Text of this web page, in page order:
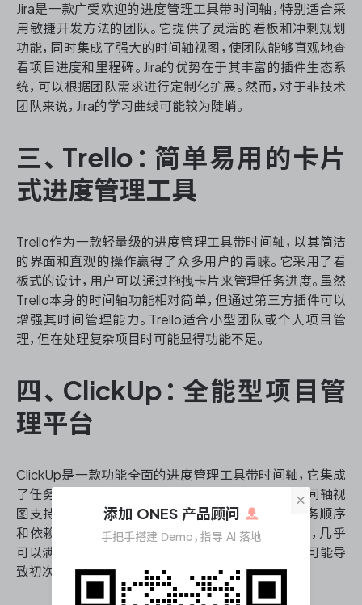
Jira是一款广受欢迎的进度管理工具带时间轴，特别适合采
用敏捷开发方法的团队。它提供了灵活的看板和冲刺规划
功能，同时集成了强大的时间轴视图，使团队能够直观地查
看项目进度和里程碑。Jira的优势在于其丰富的插件生态系
统，可以根据团队需求进行定制化扩展。然而，对于非技术
团队来说，Jira的学习曲线可能较为陡峭。
三、Trello：简单易用的卡片
式进度管理工具
Trello作为一款轻量级的进度管理工具带时间轴，以其简洁
的界面和直观的操作赢得了众多用户的青睐。它采用了看
板式的设计，用户可以通过拖拽卡片来管理任务进度。虽然
Trello本身的时间轴功能相对简单，但通过第三方插件可以
增强其时间管理能力。Trello适合小型团队或个人项目管
理，但在处理复杂项目时可能显得功能不足。
四、ClickUp：全能型项目管
理平台
ClickUp是一款功能全面的进度管理工具带时间轴，它集成
了任务管理、文档协作、时间跟踪等多种功能。其时间轴视
图支持多层级的项目规划，用户可以轻松地调整任务顺序
和依赖关系。ClickUp的优势在于其高度的可定制性，几乎
可以满足各种类型团队的需求。然而，这种灵活性也可能导
致初次使用时感到overwhelmed。
×
添加 ONES 产品顾问
手把手搭建 Demo，指导 AI 落地